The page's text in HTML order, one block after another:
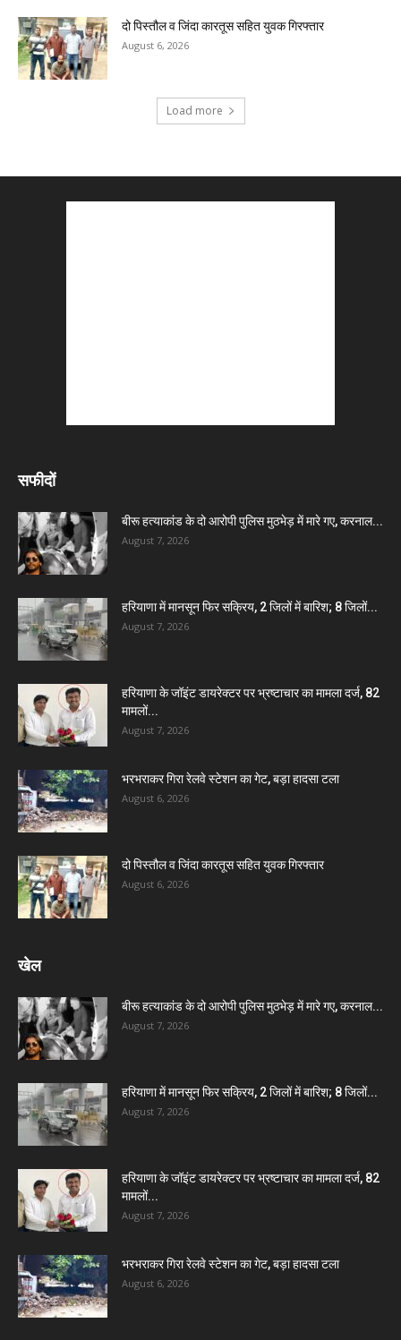
दो पिस्तौल व जिंदा कारतूस सहित युवक गिरफ्तार
August 6, 2026
Load more
सफीदों
बीरू हत्याकांड के दो आरोपी पुलिस मुठभेड़ में मारे गए, करनाल...
August 7, 2026
हरियाणा में मानसून फिर सक्रिय, 2 जिलों में बारिश; 8 जिलों...
August 7, 2026
हरियाणा के जॉइंट डायरेक्टर पर भ्रष्टाचार का मामला दर्ज, 82
मामलों...
August 7, 2026
भरभराकर गिरा रेलवे स्टेशन का गेट, बड़ा हादसा टला
August 6, 2026
दो पिस्तौल व जिंदा कारतूस सहित युवक गिरफ्तार
August 6, 2026
खेल
बीरू हत्याकांड के दो आरोपी पुलिस मुठभेड़ में मारे गए, करनाल...
August 7, 2026
हरियाणा में मानसून फिर सक्रिय, 2 जिलों में बारिश; 8 जिलों...
August 7, 2026
हरियाणा के जॉइंट डायरेक्टर पर भ्रष्टाचार का मामला दर्ज, 82
मामलों...
August 7, 2026
भरभराकर गिरा रेलवे स्टेशन का गेट, बड़ा हादसा टला
August 6, 2026